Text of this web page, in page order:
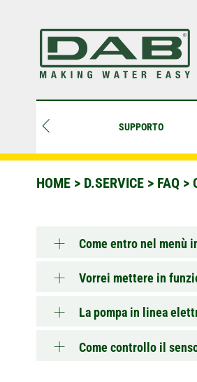
contenuto
SUPPORTO
HOME > D.SERVICE > FAQ >
Come entro nel menù
Vorrei mettere in
La pompa in linea
Come controllo il